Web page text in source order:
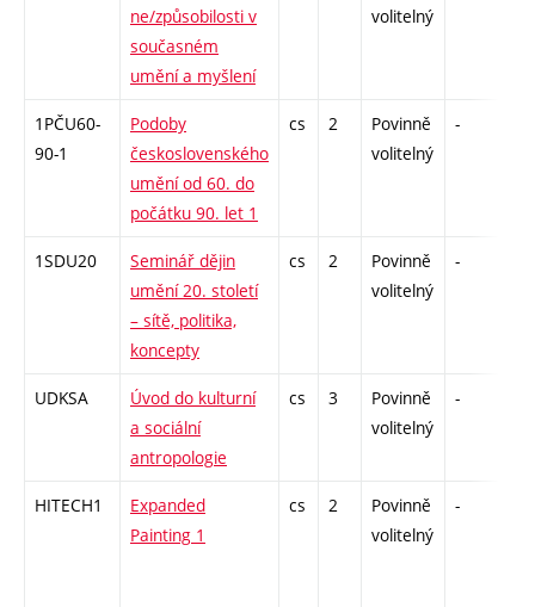
ne/způsobilosti v
současném
umění a myšlení
volitelný
1PČU60-
90-1
Podoby
československého
umění od 60. do
počátku 90. let 1
cs 2
Povinně
volitelný
-
1SDU20
Seminář dějin
umění 20. století
– sítě, politika,
koncepty
cs 2
Povinně
volitelný
-
UDKSA
Úvod do kulturní
a sociální
antropologie
cs 3
Povinně
volitelný
-
HITECH1
Expanded
Painting 1
cs 2
Povinně
volitelný
-